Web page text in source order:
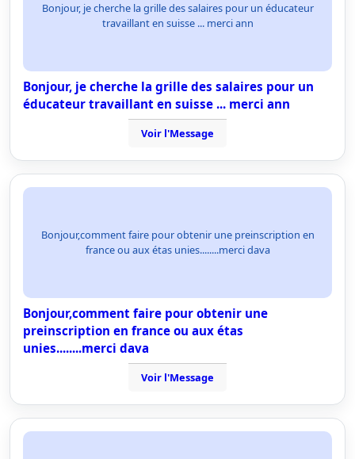
Bonjour, je cherche la grille des salaires pour un éducateur
travaillant en suisse ... merci ann
Bonjour, je cherche la grille des salaires pour un
éducateur travaillant en suisse ... merci ann
Voir l'Message
Bonjour,comment faire pour obtenir une preinscription en
france ou aux étas unies........merci dava
Bonjour,comment faire pour obtenir une
preinscription en france ou aux étas
unies........merci dava
Voir l'Message